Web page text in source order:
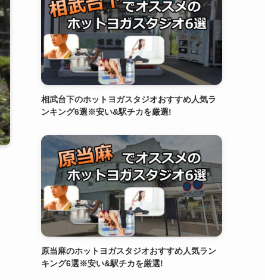
相武台下のホットヨガスタジオおすすめ人気ラ
ンキング6選※安い&駅チカを厳選!
原当麻のホットヨガスタジオおすすめ人気ラン
キング6選※安い&駅チカを厳選!